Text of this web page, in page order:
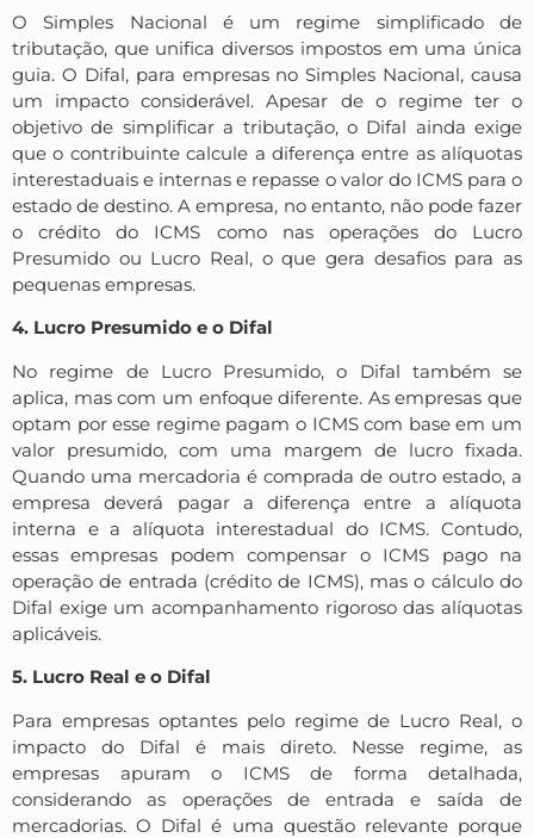
O Simples Nacional é um regime simplificado de
tributação, que unifica diversos impostos em uma única
guia. O Difal, para empresas no Simples Nacional, causa
um impacto considerável. Apesar de o regime ter o
objetivo de simplificar a tributação, o Difal ainda exige
que o contribuinte calcule a diferença entre as alíquotas
interestaduais e internas e repasse o valor do ICMS para o
estado de destino. A empresa, no entanto, não pode fazer
o crédito do ICMS como nas operações do Lucro
Presumido ou Lucro Real, o que gera desafios para as
pequenas empresas.
4. Lucro Presumido e o Difal
No regime de Lucro Presumido, o Difal também se
aplica, mas com um enfoque diferente. As empresas que
optam por esse regime pagam o ICMS com base em um
valor presumido, com uma margem de lucro fixada.
Quando uma mercadoria é comprada de outro estado, a
empresa deverá pagar a diferença entre a alíquota
interna e a alíquota interestadual do ICMS. Contudo,
essas empresas podem compensar o ICMS pago na
operação de entrada (crédito de ICMS), mas o cálculo do
Difal exige um acompanhamento rigoroso das alíquotas
aplicáveis.
5. Lucro Real e o Difal
Para empresas optantes pelo regime de Lucro Real, o
impacto do Difal é mais direto. Nesse regime, as
empresas apuram o ICMS de forma detalhada,
considerando as operações de entrada e saída de
mercadorias. O Difal é uma questão relevante porque